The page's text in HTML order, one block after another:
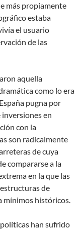
más propiamente
estaba
el usuario
de las
aquella
como lo era
pugna por
en
con la
son radicalmente
de cuya
compararse a la
en la que las
de
mínimos históricos.
políticas han sufrido